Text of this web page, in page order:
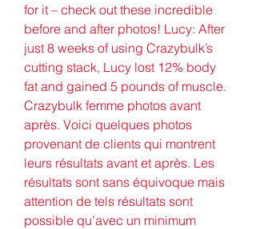
for it – check out these incredible
before and after photos! Lucy: After
just 8 weeks of using Crazybulk’s
cutting stack, Lucy lost 12% body
fat and gained 5 pounds of muscle.
Crazybulk femme photos avant
après. Voici quelques photos
provenant de clients qui montrent
leurs résultats avant et après. Les
résultats sont sans équivoque mais
attention de tels résultats sont
possible qu’avec un minimum